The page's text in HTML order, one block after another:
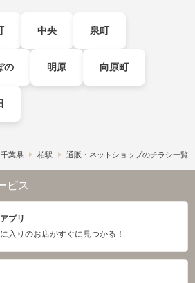
中央 泉町
の 明原 向原町
千葉県 柏駅 通販・ネットショップのチラシ一覧
ビス
プリ
入りのお店がすぐに見つかる！